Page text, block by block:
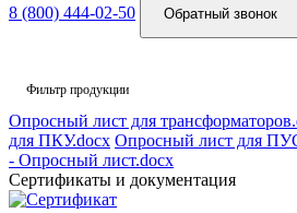
8 (800) 444-02-50
Фильтр продукции
Опросный лист для
для ПКУ.docx Опросный лист для
- Опросный лист.docx
Сертификаты и документация